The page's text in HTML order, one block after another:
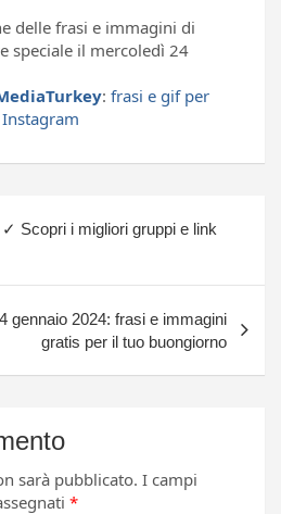
delle frasi e immagini di
speciale il mercoledì 24
: frasi e gif per
Scopri i migliori gruppi e link
gennaio 2024: frasi e immagini
gratis per il tuo buongiorno
sarà pubblicato. I campi
*